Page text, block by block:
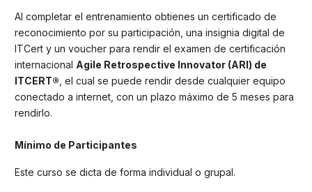
Al completar el entrenamiento obtienes un certificado de
reconocimiento por su participación, una insignia digital de
ITCert y un voucher para rendir el examen de certificación
internacional Agile Retrospective Innovator (ARI) de
ITCERT® , el cual se puede rendir desde cualquier equipo
conectado a internet, con un plazo máximo de 5 meses para
rendirlo.
Mínimo de Participantes
Este curso se dicta de forma individual o grupal.